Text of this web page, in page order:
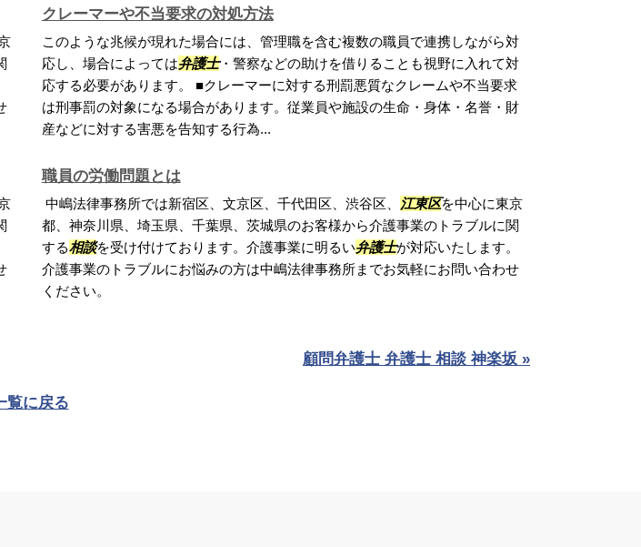
クレーマーや不当要求の対処方法
このような兆候が現れた場合には、管理職を含む複数の職員で連携しながら対
応し、場合によっては弁護士・警察などの助けを借りることも視野に入れて対
応する必要があります。 ■クレーマーに対する刑罰悪質なクレームや不当要求
は刑事罰の対象になる場合があります。従業員や施設の生命・身体・名誉・財
産などに対する害悪を告知する行為...
職員の労働問題とは
中嶋法律事務所では新宿区、文京区、千代田区、渋谷区、 江東区を中心に東京
都、神奈川県、埼玉県、千葉県、茨城県のお客様から介護事業のトラブルに関
する相談を受け付けております。介護事業に明るい弁護士が対応いたします。
介護事業のトラブルにお悩みの方は中嶋法律事務所までお気軽にお問い合わせ
ください。
顧問弁護士 弁護士 相談 神楽坂 »
覧に戻る